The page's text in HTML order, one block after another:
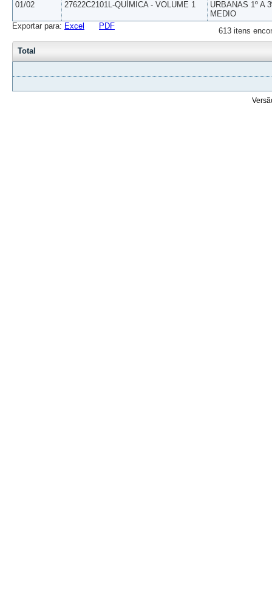
01/02 27622C2101L-QUÍMICA - VOLUME 1
URBANAS 1º A
MEDIO
613 itens
Exportar para: Excel PDF
Total